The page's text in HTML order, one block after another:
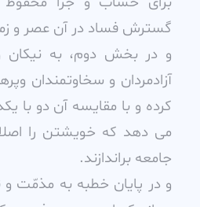
گسترش فساد در آن عصر و
و در بخش دوم، به نيکان
آزادمردان و سخاوتمندان
کرده و با مقايسه آن دو با
مى دهد که خويشتن را
جامعه براندازند.
و در پايان خطبه به مذمّت و